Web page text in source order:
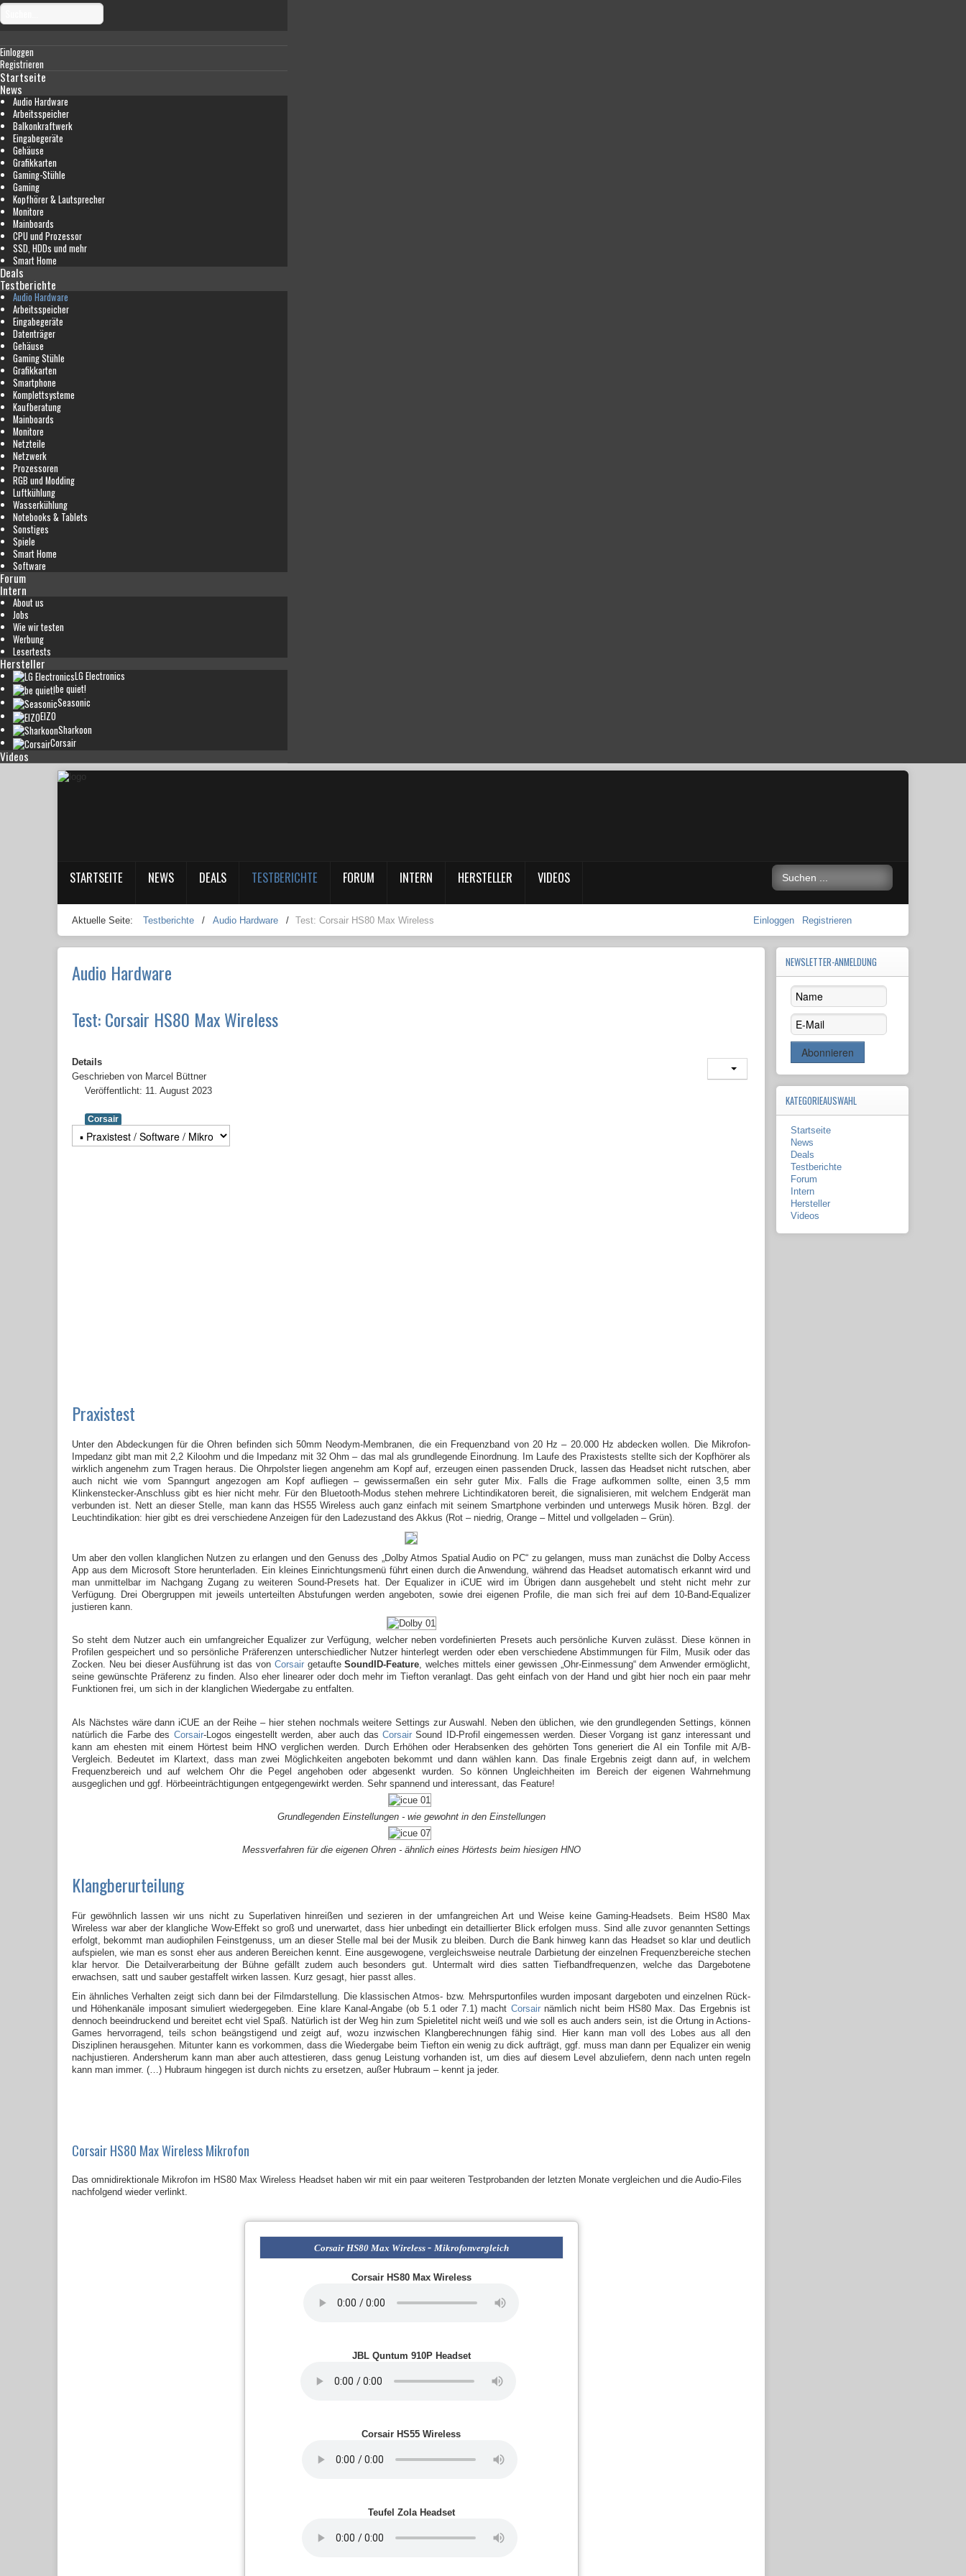
Einloggen
Registrieren
Startseite
News
Audio Hardware
Arbeitsspeicher
Balkonkraftwerk
Eingabegeräte
Gehäuse
Grafikkarten
Gaming-Stühle
Gaming
Kopfhörer & Lautsprecher
Monitore
Mainboards
CPU und Prozessor
SSD, HDDs und mehr
Smart Home
Deals
Testberichte
Audio Hardware
Arbeitsspeicher
Eingabegeräte
Datenträger
Gehäuse
Gaming Stühle
Grafikkarten
Smartphone
Komplettsysteme
Kaufberatung
Mainboards
Monitore
Netzteile
Netzwerk
Prozessoren
RGB und Modding
Luftkühlung
Wasserkühlung
Notebooks & Tablets
Sonstiges
Spiele
Smart Home
Software
Forum
Intern
About us
Jobs
Wie wir testen
Werbung
Lesertests
Hersteller
LG Electronics
be quiet!
Seasonic
EIZO
Sharkoon
Corsair
Videos
STARTSEITE NEWS DEALS TESTBERICHTE FORUM INTERN HERSTELLER VIDEOS
Aktuelle Seite: Testberichte / Audio Hardware / Test: Corsair HS80 Max Wireless Einloggen Registrieren
Audio Hardware
Test: Corsair HS80 Max Wireless
Details
Geschrieben von Marcel Büttner
Veröffentlicht: 11. August 2023
Corsair
Praxistest
Unter den Abdeckungen für die Ohren befinden sich 50mm Neodym-Membranen, die ein Frequenzband von 20 Hz – 20.000 Hz abdecken wollen. Die Mikrofon-
Impedanz gibt man mit 2,2 Kiloohm und die Impedanz mit 32 Ohm – das mal als grundlegende Einordnung. Im Laufe des Praxistests stellte sich der Kopfhörer als
wirklich angenehm zum Tragen heraus. Die Ohrpolster liegen angenehm am Kopf auf, erzeugen einen passenden Druck, lassen das Headset nicht rutschen, aber
auch nicht wie vom Spanngurt angezogen am Kopf aufliegen – gewissermaßen ein sehr guter Mix. Falls die Frage aufkommen sollte, einen 3,5 mm
Klinkenstecker-Anschluss gibt es hier nicht mehr. Für den Bluetooth-Modus stehen mehrere Lichtindikatoren bereit, die signalisieren, mit welchem Endgerät man
verbunden ist. Nett an dieser Stelle, man kann das HS55 Wireless auch ganz einfach mit seinem Smartphone verbinden und unterwegs Musik hören. Bzgl. der
Leuchtindikation: hier gibt es drei verschiedene Anzeigen für den Ladezustand des Akkus (Rot – niedrig, Orange – Mittel und vollgeladen – Grün).
Um aber den vollen klanglichen Nutzen zu erlangen und den Genuss des „Dolby Atmos Spatial Audio on PC“ zu gelangen, muss man zunächst die Dolby Access
App aus dem Microsoft Store herunterladen. Ein kleines Einrichtungsmenü führt einen durch die Anwendung, während das Headset automatisch erkannt wird und
man unmittelbar im Nachgang Zugang zu weiteren Sound-Presets hat. Der Equalizer in iCUE wird im Übrigen dann ausgehebelt und steht nicht mehr zur
Verfügung. Drei Obergruppen mit jeweils unterteilten Abstufungen werden angeboten, sowie drei eigenen Profile, die man sich frei auf dem 10-Band-Equalizer
justieren kann.
So steht dem Nutzer auch ein umfangreicher Equalizer zur Verfügung, welcher neben vordefinierten Presets auch persönliche Kurven zulässt. Diese können in
Profilen gespeichert und so persönliche Präferenzen unterschiedlicher Nutzer hinterlegt werden oder eben verschiedene Abstimmungen für Film, Musik oder das
Zocken. Neu bei dieser Ausführung ist das von CorsairgetaufteSoundID-Feature, welches mittels einer gewissen „Ohr-Einmessung“ dem Anwender ermöglicht,
seine gewünschte Präferenz zu finden. Also eher linearer oder doch mehr im Tiefton veranlagt. Das geht einfach von der Hand und gibt hier noch ein paar mehr
Funktionen frei, um sich in der klanglichen Wiedergabe zu entfalten.
Als Nächstes wäre dann iCUE an der Reihe – hier stehen nochmals weitere Settings zur Auswahl. Neben den üblichen, wie den grundlegenden Settings, können
natürlich die Farbe des Corsair-Logos eingestellt werden, aber auch dasCorsair Sound ID-Profil eingemessen werden. Dieser Vorgang ist ganz interessant und
kann am ehesten mit einem Hörtest beim HNO verglichen werden. Durch Erhöhen oder Herabsenken des gehörten Tons generiert die AI ein Tonfile mit A/B-
Vergleich. Bedeutet im Klartext, dass man zwei Möglichkeiten angeboten bekommt und dann wählen kann. Das finale Ergebnis zeigt dann auf, in welchem
Frequenzbereich und auf welchem Ohr die Pegel angehoben oder abgesenkt wurden. So können Ungleichheiten im Bereich der eigenen Wahrnehmung
ausgeglichen und ggf. Hörbeeinträchtigungen entgegengewirkt werden. Sehr spannend und interessant, das Feature!
Grundlegenden Einstellungen - wie gewohnt in den Einstellungen
Messverfahren für die eigenen Ohren - ähnlich eines Hörtests beim hiesigen HNO
Klangberurteilung
Für gewöhnlich lassen wir uns nicht zu Superlativen hinreißen und sezieren in der umfangreichen Art und Weise keine Gaming-Headsets. Beim HS80 Max
Wireless war aber der klangliche Wow-Effekt so groß und unerwartet, dass hier unbedingt ein detaillierter Blick erfolgen muss. Sind alle zuvor genannten Settings
erfolgt, bekommt man audiophilen Feinstgenuss, um an dieser Stelle mal bei der Musik zu bleiben. Durch die Bank hinweg kann das Headset so klar und deutlich
aufspielen, wie man es sonst eher aus anderen Bereichen kennt. Eine ausgewogene, vergleichsweise neutrale Darbietung der einzelnen Frequenzbereiche stechen
klar hervor. Die Detailverarbeitung der Bühne gefällt zudem auch besonders gut. Untermalt wird dies satten Tiefbandfrequenzen, welche das Dargebotene
erwachsen, satt und sauber gestaffelt wirken lassen. Kurz gesagt, hier passt alles.
Ein ähnliches Verhalten zeigt sich dann bei der Filmdarstellung. Die klassischen Atmos- bzw. Mehrspurtonfiles wurden imposant dargeboten und einzelnen Rück-
und Höhenkanäle imposant simuliert wiedergegeben. Eine klare Kanal-Angabe (ob 5.1 oder 7.1) macht Corsairnämlich nicht beim HS80 Max. Das Ergebnis ist
dennoch beeindruckend und bereitet echt viel Spaß. Natürlich ist der Weg hin zum Spieletitel nicht weiß und wie soll es auch anders sein, ist die Ortung in Actions-
Games hervorragend, teils schon beängstigend und zeigt auf, wozu inzwischen Klangberechnungen fähig sind. Hier kann man voll des Lobes aus all den
Disziplinen herausgehen. Mitunter kann es vorkommen, dass die Wiedergabe beim Tiefton ein wenig zu dick aufträgt, ggf. muss man dann per Equalizer ein wenig
nachjustieren. Andersherum kann man aber auch attestieren, dass genug Leistung vorhanden ist, um dies auf diesem Level abzuliefern, denn nach unten regeln
kann man immer. (…) Hubraum hingegen ist durch nichts zu ersetzen, außer Hubraum – kennt ja jeder.
Corsair HS80 Max Wireless Mikrofon
Das omnidirektionale Mikrofon im HS80 Max Wireless Headset haben wir mit ein paar weiteren Testprobanden der letzten Monate vergleichen und die Audio-Files
nachfolgend wieder verlinkt.
Corsair HS80 Max Wireless - Mikrofonvergleich
Corsair HS80 Max Wireless
JBL Quntum 910P Headset
Corsair HS55 Wireless
Teufel Zola Headset
NEWSLETTER-ANMELDUNG
KATEGORIEAUSWAHL
Startseite
News
Deals
Testberichte
Forum
Intern
Hersteller
Videos